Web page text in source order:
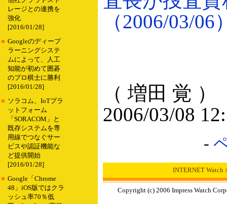
レージとの連携を
強化
[2016/01/28]
■ Googleのディープ
ラーニングシステ
ムによって、人工
知能が初めて囲碁
のプロ棋士に勝利
[2016/01/28]
■ ソラコム、IoTプラ
ットフォーム
「SORACOM」と
既存システムを専
用線でつなぐサー
ビスや認証機能な
ど提供開始
[2016/01/28]
■ Google「Chrome
48」iOS版ではクラ
ッシュ率70％低
（2006/03/06
（ 増田 覚 ）
2006/03/08
-
INTERNET Watch
Copyright (c) 2006 Impress Watch